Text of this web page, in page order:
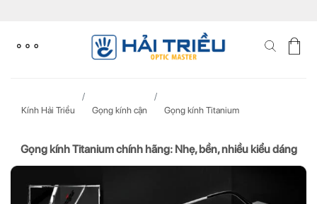
content
Kính Hải Triều Gọng kính cận Gọng kính Titanium
Gọng kính Titanium chính hãng: Nhẹ, bền, nhiều kiểu dáng